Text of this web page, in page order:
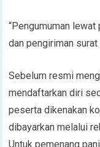
“Pengumuman
dan pengiriman surat
Sebelum resmi
mendaftarkan diri
peserta dikenakan
dibayarkan melalui
Untuk pemenang